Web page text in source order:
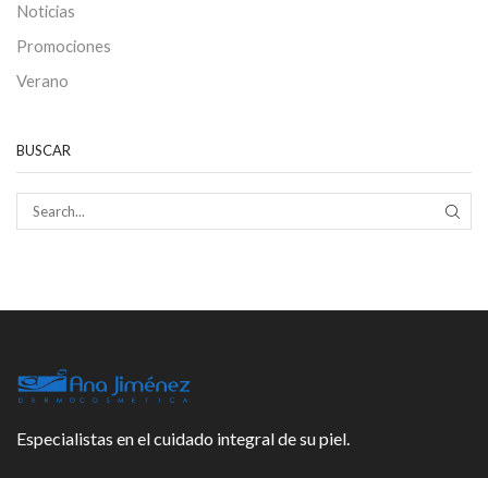
Noticias
Promociones
Verano
BUSCAR
Especialistas en el cuidado integral de su piel.